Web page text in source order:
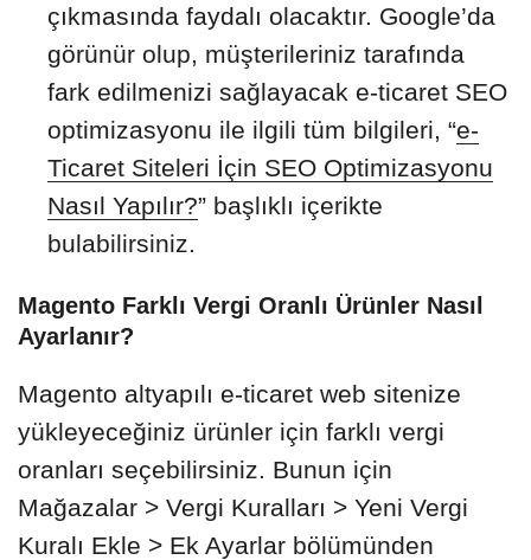
çıkmasında faydalı olacaktır. Google’da
görünür olup, müşterileriniz tarafında
fark edilmenizi sağlayacak e-ticaret SEO
optimizasyonu ile ilgili tüm bilgileri, “e-
Ticaret Siteleri İçin SEO Optimizasyonu
Nasıl Yapılır?” başlıklı içerikte
bulabilirsiniz.
Magento Farklı Vergi Oranlı Ürünler Nasıl
Ayarlanır?
Magento altyapılı e-ticaret web sitenize
yükleyeceğiniz ürünler için farklı vergi
oranları seçebilirsiniz. Bunun için
Mağazalar > Vergi Kuralları > Yeni Vergi
Kuralı Ekle > Ek Ayarlar bölümünden